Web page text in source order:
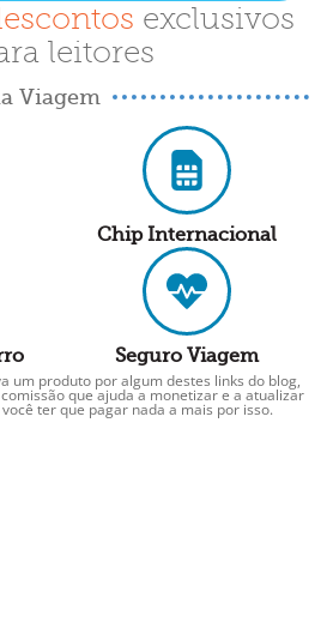
exclusivos
leitores
Viagem
Chip Internacional
Seguro Viagem
um produto por algum destes links do blog,
que ajuda a monetizar e a atualizar
ter que pagar nada a mais por isso.